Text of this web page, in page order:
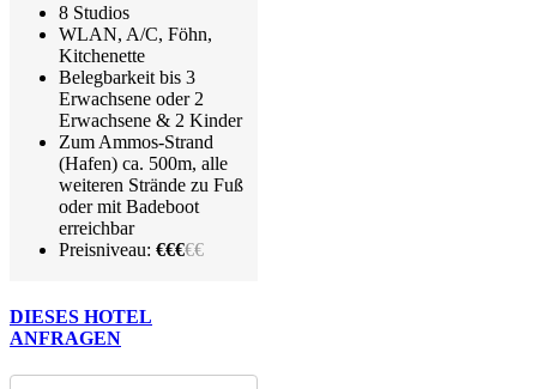
8 Studios
WLAN, A/C, Föhn,
Kitchenette
Belegbarkeit bis 3
Erwachsene oder 2
Erwachsene & 2 Kinder
Zum Ammos-Strand
(Hafen) ca. 500m, alle
weiteren Strände zu Fuß
oder mit Badeboot
erreichbar
Preisniveau: €€€€€
DIESES HOTEL
ANFRAGEN